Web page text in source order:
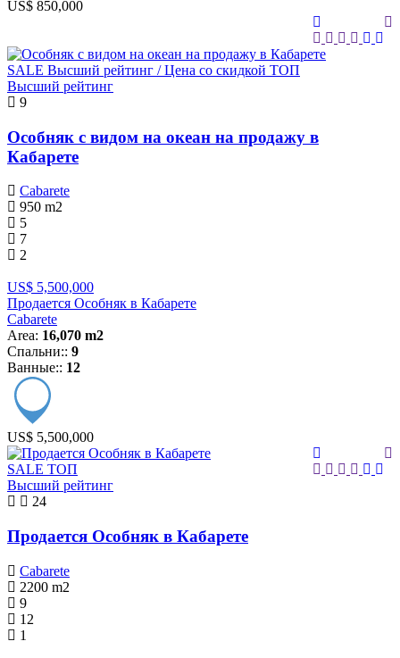
US$ 850,000
SALE Высший рейтинг / Цена со скидкой ТОП
Высший рейтинг
9
Особняк с видом на океан на продажу в
Кабарете
Cabarete
950 m2
5
7
2
US$ 5,500,000
Продается Особняк в Кабарете
Cabarete
Area: 16,070 m2
Спальни:: 9
Ванные:: 12
US$ 5,500,000
SALE ТОП
Высший рейтинг
24
Продается Особняк в Кабарете
Cabarete
2200 m2
9
12
1